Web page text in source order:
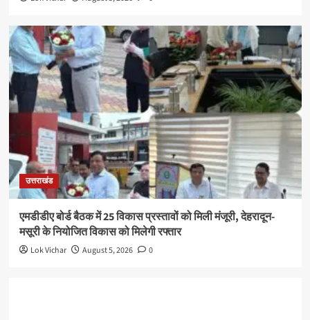
उत्तराखंड
एमडीडीए बोर्ड बैठक में 25 विकास प्रस्तावों को मिली मंजूरी, देहरादून-
मसूरी के नियोजित विकास को मिलेगी रफ्तार
Lok Vichar August 5, 2026 0